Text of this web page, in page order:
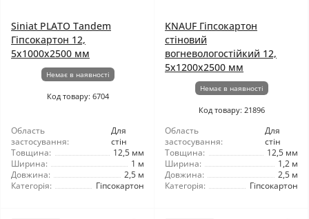
Siniat PLATO Tandem
Гіпсокартон 12,
5x1000x2500 мм
Немає в наявності
Код товару: 6704
Область
застосування:
Для
стін
Товщина:
12,5 мм
Ширина:
1 м
Довжина:
2,5 м
Категорія:
Гіпсокартон
KNAUF Гіпсокартон
стіновий
вогневологостійкий 12,
5x1200x2500 мм
Немає в наявності
Код товару: 21896
Область
застосування:
Для
стін
Товщина:
12,5 мм
Ширина:
1,2 м
Довжина:
2,5 м
Категорія:
Гіпсокартон